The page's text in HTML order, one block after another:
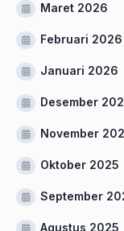
Maret 2026
Februari 2026
Januari 2026
Desember
November
Oktober 2025
September
Agustus 2025